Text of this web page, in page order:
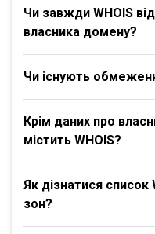
Чи завжди WHOIS
власника домену?
Чи існують
Крім даних про
містить WHOIS?
Як дізнатися список
зон?